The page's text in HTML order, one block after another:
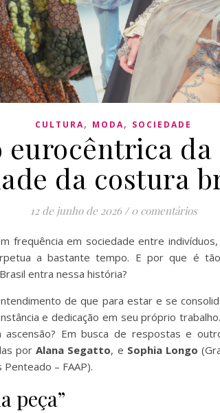
CULTURA, MODA, SOCIEDADE
eurocêntrica da
da costura
12 de junho de 2026 / 0 comentários
frequência em sociedade entre
a bastante tempo. E por que é
entra nessa história?
de que para estar e se
e dedicação em seu próprio
ascensão? Em busca de respostas e
porAlana Segatto, e Sophia Longo
– FAAP).
peça”